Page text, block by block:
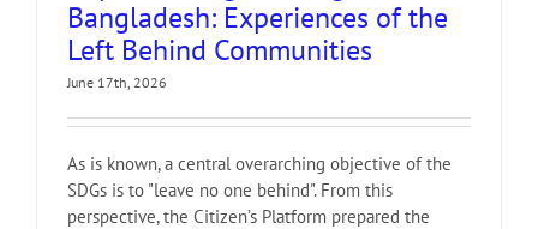
Bangladesh: Experiences of the
Left Behind Communities
June 17th, 2026
As is known, a central overarching objective of the
SDGs is to "leave no one behind". From this
perspective, the Citizen’s Platform prepared the